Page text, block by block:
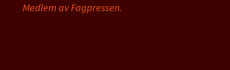
Medlem av Fagpressen.